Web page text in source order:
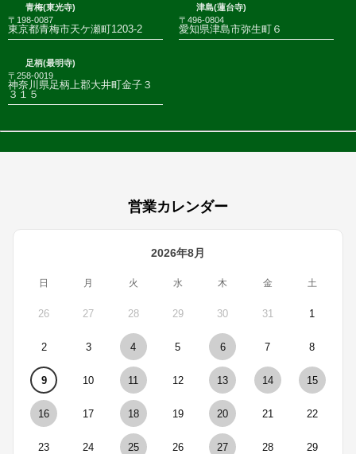
青梅(東光寺)
〒198-0087
東京都青梅市天ケ瀬町1203-2
津島(蓮台寺)
〒496-0804
愛知県津島市弥生町６
足柄(最明寺)
〒258-0019
神奈川県足柄上郡大井町金子３
３１５
営業カレンダー
2026年8月
日 月 火 水 木 金 土
26 27 28 29 30 31 1
2 3 4 5 6 7 8
9 10 11 12 13 14 15
16 17 18 19 20 21 22
23 24 25 26 27 28 29